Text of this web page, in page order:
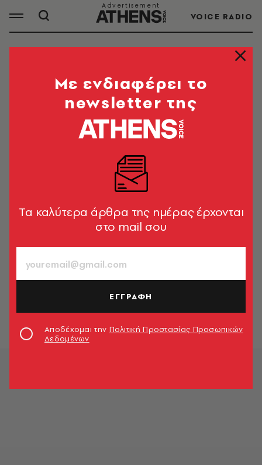
VOICE RADIO
ΚΕΦΤΕΔΑΚΙΑ
ΟΛΑ ΤΑ ΑΡΘΡΑ ΤΟΥ TAG
κρατσανιστές παίζουν και στο
κέντρο της Θεσσαλονίκης!
Mε ενδιαφέρει το
newsletter της
Tα καλύτερα άρθρα της ημέρας έρχονται
στο mail σου
ΕΓΓΡΑΦΗ
Αποδέχομαι την Πολιτική Προστασίας Προσωπικών
Δεδομένων